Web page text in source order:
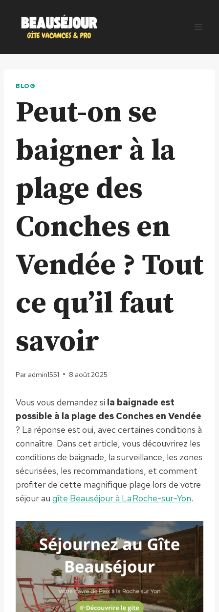
contenu
BLOG
Peut-on se
baigner à la
plage des
Conches en
Vendée ? Tout
ce qu’il faut
savoir
Par admin1551 8 août 2025
Vous vous demandez si la baignade est
possible à la plage des Conches en Vendée
? La réponse est oui, avec certaines conditions à
connaître. Dans cet article, vous découvrirez les
conditions de baignade, la surveillance, les zones
sécurisées, les recommandations, et comment
profiter de cette magnifique plage lors de votre
séjour au gîte Beauséjour à La Roche-sur-Yon.